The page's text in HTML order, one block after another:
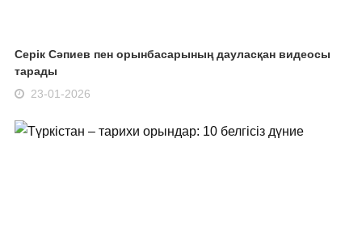
Серік Сәпиев пен орынбасарының дауласқан видеосы
тарады
23-01-2026